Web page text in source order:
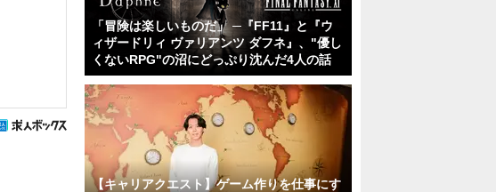
「冒険は楽しいものだ」 ─『FF11』と『ウ
ィザードリィ ヴァリアンツ ダフネ』、"優し
くないRPG"の沼にどっぷり沈んだ4人の話
【キャリアクエスト】ゲーム作りを仕事にす